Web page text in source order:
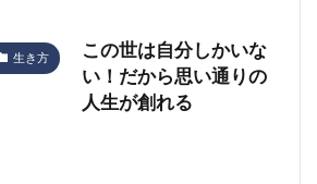
生き方
この世は自分しかいな
い！だから思い通りの
人生が創れる